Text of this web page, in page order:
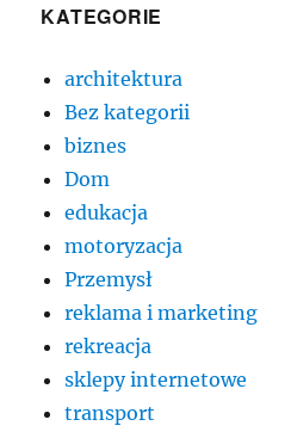
KATEGORIE
architektura
Bez kategorii
biznes
Dom
edukacja
motoryzacja
Przemysł
reklama i marketing
rekreacja
sklepy internetowe
transport